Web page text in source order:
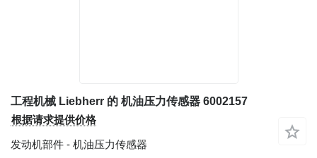
工程机械 Liebherr 的 机油压力传感器 6002157
根据请求提供价格
发动机部件 - 机油压力传感器